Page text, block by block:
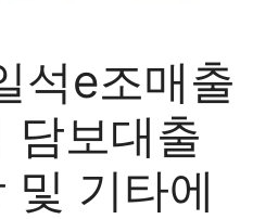
석e조매출
담보대출
및 기타에